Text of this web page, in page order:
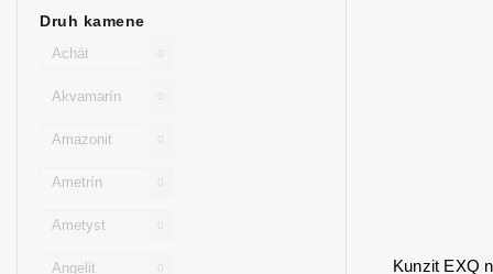
Druh kamene
Achát 0
Akvamarín 0
Amazonit 0
Ametrín 0
Ametyst 0
Angelit 0 Kunzit EXQ